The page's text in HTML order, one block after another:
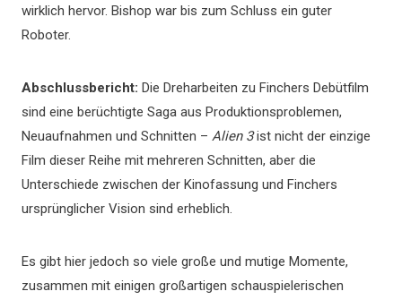
wirklich hervor. Bishop war bis zum Schluss ein guter
Roboter.
Abschlussbericht: Die Dreharbeiten zu Finchers Debütfilm
sind eine berüchtigte Saga aus Produktionsproblemen,
Neuaufnahmen und Schnitten – Alien 3ist nicht der einzige
Film dieser Reihe mit mehreren Schnitten, aber die
Unterschiede zwischen der Kinofassung und Finchers
ursprünglicher Vision sind erheblich.
Es gibt hier jedoch so viele große und mutige Momente,
zusammen mit einigen großartigen schauspielerischen